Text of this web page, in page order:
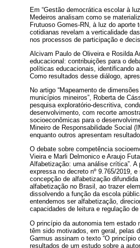
Em “Gestão democrática escolar à
Medeiros analisam como se
Frutuoso Gomes-RN, à luz do
cotidianas revelam a verticalidade
nos processos de participação e
Alcivam Paulo de Oliveira e Rosilda
educacional: contribuições para o
políticas educacionais, identificando
Como resultados desse diálogo,
No artigo “Mapeamento de
municípios mineiros”, Roberta de
pesquisa exploratório-descritiva,
desenvolvimento, com recorte
socioeconômicas para o
Mineiro de Responsabilidade Social
enquanto outros apresentam
O debate sobre competência
Vieira e Marli Delmonico e Araujo
Alfabetização: uma análise crítica”.
expressa no decreto nº 9.765/2019,
concepção de alfabetização
alfabetização no Brasil, ao trazer
dissolvendo a função da escola
entendemos ser alfabetização,
capacidades de leitura e regulação
O princípio da autonomia tem estado
têm sido motivados, em geral, pelas
Garmus assinam o texto “O princípio
resultados de um estudo sobre a